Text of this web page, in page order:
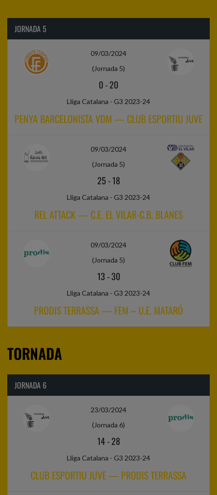
JORNADA 5
09/03/2024
(Jornada 5)
0-20
Lliga Catalana - G3 2023-24
PENYA BARCELONISTA VDM — CLUB ESPORTIU JUVE
09/03/2024
(Jornada 5)
25-18
Lliga Catalana - G3 2023-24
REL ATTACK — C.E. EL VILAR-C.B. BLANES
09/03/2024
(Jornada 5)
13-30
Lliga Catalana - G3 2023-24
PRODIS TERRASSA — FEM – U.E. MATARÓ
TORNADA
JORNADA 6
23/03/2024
(Jornada 6)
14-28
Lliga Catalana - G3 2023-24
CLUB ESPORTIU JUVE — PRODIS TERRASSA